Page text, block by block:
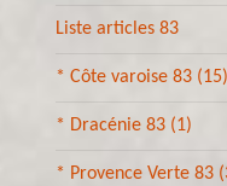
Liste articles 83
* Côte varoise 83 (15)
* Dracénie 83 (1)
* Provence Verte 83